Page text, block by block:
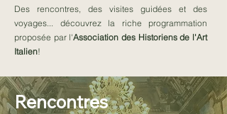
Des rencontres, des visites guidées et des
voyages... découvrez la riche programmation
proposée par l'Association des Historiens de l'Art
Italien!
Rencontres